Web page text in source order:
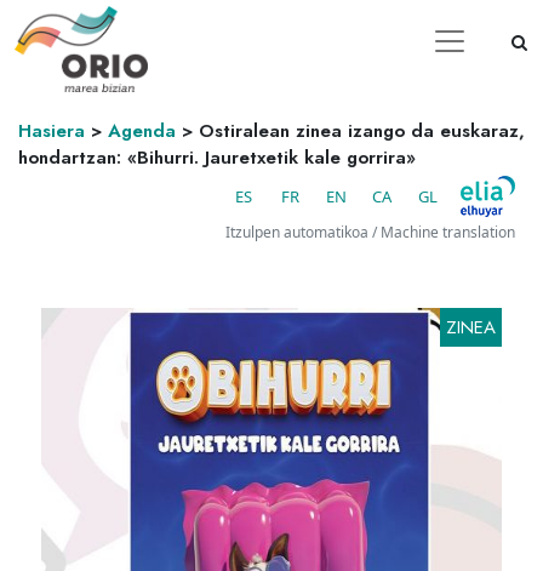
Hasiera > Agenda > Ostiralean zinea izango da euskaraz,
hondartzan: «Bihurri. Jauretxetik kale gorrira»
ES FR EN CA GL
Itzulpen automatikoa / Machine translation
ZINEA